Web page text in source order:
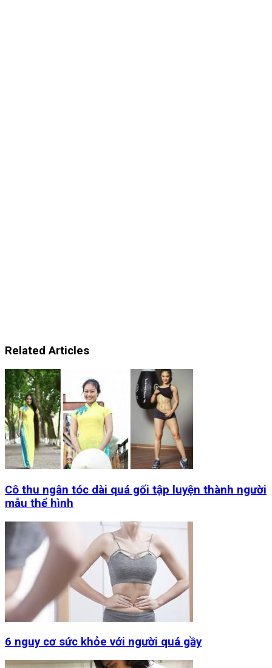
Related Articles
Cô thu ngân tóc dài quá gối tập luyện thành người
mẫu thể hình
6 nguy cơ sức khỏe với người quá gầy